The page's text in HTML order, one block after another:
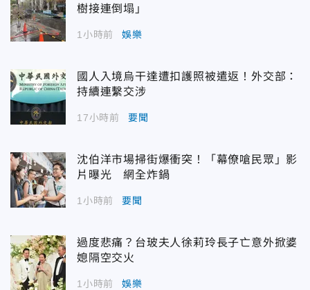
樹接連倒塌」
1小時前 娛樂
國人入境烏干達遭扣護照被遣返！外交部：
持續連繫交涉
17小時前 要聞
沈伯洋市場掃街爆衝突！「幕僚嗆民眾」影
片曝光 網全炸鍋
1小時前 要聞
過度悲痛？台玻夫人徐莉玲長子亡意外掀婆
媳隔空交火
1小時前 娛樂